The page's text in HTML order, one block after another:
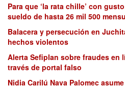
Para que ‘la rata chille’ con
sueldo de hasta 26 mil 500
Balacera y persecución en
hechos violentos
Alerta Sefiplan sobre fraudes en
través de portal falso
Nidia Carilú Nava Palomec